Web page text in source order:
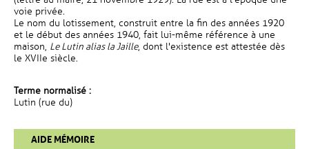
voie privée.
Le nom du lotissement, construit entre la fin des années 1920
et le début des années 1940, fait lui-même référence à une
maison, Le Lutin alias la Jaille, dont l'existence est attestée dès
le XVIIe siècle.
Terme normalisé :
Lutin (rue du)
AIDE MÉMOIRE